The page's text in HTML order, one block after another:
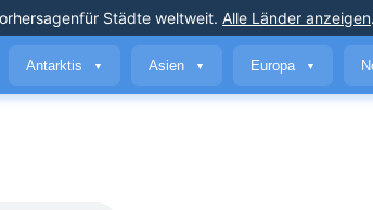
für Städte weltweit. Alle Länder anzeigen.
Antarktis ▼ Asien ▼ Europa ▼